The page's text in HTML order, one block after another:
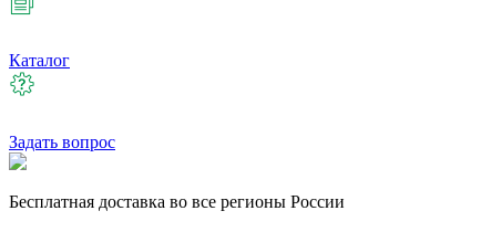
Каталог
Задать вопрос
Бесплатная доставка во все регионы России